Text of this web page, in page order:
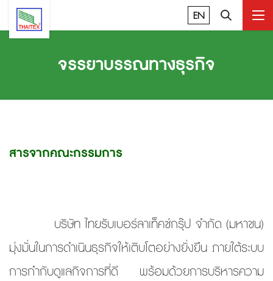
EN
จรรยาบรรณทางธุรกิจ
สารจากคณะกรรมการ
บริษัท ไทยรับเบอร์ลาเท็คซ์กรุ๊ป จำกัด (มหาชน)
มุ่งมั่นในการดำเนินธุรกิจให้เติบโตอย่างยั่งยืน ภายใต้ระบบ
การกำกับดูแลกิจการที่ดี พร้อมด้วยการบริหารความ